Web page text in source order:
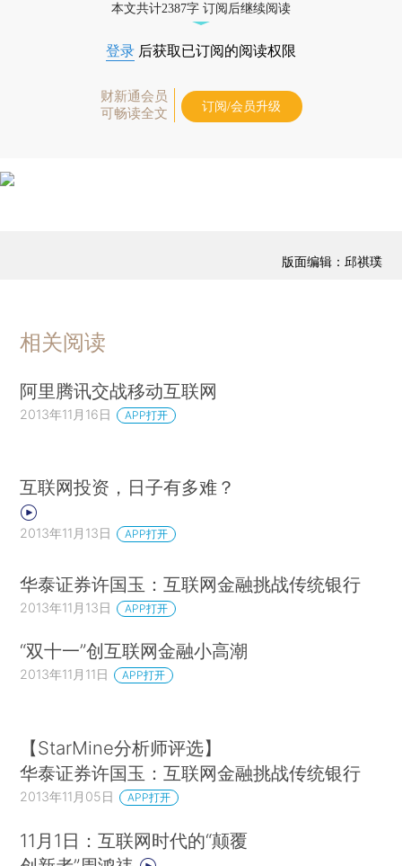
本文共计2387字 订阅后继续阅读
登录 后获取已订阅的阅读权限
财新通会员
可畅读全文
订阅/会员升级
版面编辑：邱祺璞
相关阅读
阿里腾讯交战移动互联网
2013年11月16日 APP打开
互联网投资，日子有多难？
2013年11月13日 APP打开
华泰证券许国玉：互联网金融挑战传统银行
2013年11月13日 APP打开
“双十一”创互联网金融小高潮
2013年11月11日 APP打开
【StarMine分析师评选】
华泰证券许国玉：互联网金融挑战传统银行
2013年11月05日 APP打开
11月1日：互联网时代的“颠覆